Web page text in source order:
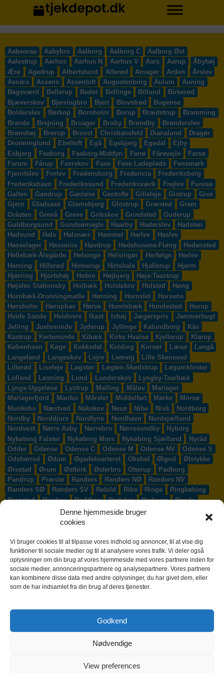
Denne hjemmeside bruger
cookies
Vi bruger cookies til at tilpasse vores indhold og annoncer, til at vise dig
funktioner til sociale medier og til at analysere vores trafik. Vi deler også
oplysninger om din brug af vores hjemmeside med vores partnere inden for
sociale medier, annonceringspartnere og analysepartnere. Vores partnere
kan kombinere disse data med andre oplysninger, du har givet dem, eller
som de har indsamlet fra din brug af deres tjenester.
Godkend
Nødvendige
View preferences
Aabenraa Aabybro Aalborg Aalborg C
Aalborg Øst
Aalestrup
Aarhus Aarhus N Aarhus V Aars Aarup
Åbyhøj
Ærø
Agedrup Albertslund Allerød Amager Arden
Årslev
Asnæs
Assens Assentoft Augustenborg Aulum
Auning
Bagsværd
Ballerup Beder Bellinge Billund
Birkerød
Bjæverskov
Bjerringbro Bjert Blovstrød
Bogense
Bolderslev
Børkop Bornholm Borup Brædstrup
Bramming
Brande
Brejning Broager Broby Brøndby
Brønderslev
Brønshøj
Brørup Brovst Christiansfeld Dianalund
Dragør
Dronninglund
Ebeltoft Egå Egebjerg Egedal
Ejby
Esbjerg
Faaborg Faaborg-Midtfyn Fanø Fårevejle
Farsø
Farum
Fårup Favrskov Faxe Faxe Ladeplads
Fensmark
Fjerritslev
Forlev Fredensborg Fredericia
Frederiksberg
Frederikshavn
Frederikssund Frederiksværk Frejlev
Furesø
Galten
Gandrup Ganløse Gentofte Gilleleje Gistrup
Give
Gjern
Gladsaxe Glamsbjerg Glostrup Græsted
Gram
Gråsten
Grenå Greve Gribskov Grindsted
Guderup
Guldborgsund
Gundsømagle Haarby Haderslev
Hadsten
Hadsund
Hals Halsnæs Hammel Harlev
Haslev
Hasselager
Hasseriis Havdrup Hedehusene-Fløng
Hedensted
Hellebæk-Ålsgårde
Helsinge Helsingør Herfølge
Herlev
Herning
Hillerød Hinnerup Hirtshals Hjallerup
Hjerm
Hjørring
Hjortshøj Hobro Højbjerg
Høje-Taastrup
Højslev Stationsby
Holbæk Holstebro Holsted
Høng
Hornbæk-Dronningmølle
Hørning Hornslet
Horsens
Hørsholm
Høruphav Hørve Humlebæk Hundested
Hurup
Hvide Sande
Hvidovre Ikast Ishøj Jægerspris
Jammerbugt
Jelling
Juelsminde Jyderup Jyllinge Kalundborg
Kås
Kastrup
Kerteminde Kibæk Kirke Hvalsø Kjellerup
Klarup
København
Køge Kokkedal Kolding Korsør Læsø
Langå
Langeland
Langeskov Lejre Lemvig
Lille Skensved
Lillerød
Liseleje Løgstør Løgten-Skødstrup
Løgumkloster
Lolland
Løsning Lund Lunderskov
Lyngby-Taarbæk
Lynge-Uggeløse
Lystrup Malling Måløv
Mariager
Mariagerfjord
Maribo Mårslet Middelfart Mørke
Morsø
Munkebo
Næstved Nakskov Nexø Nibe Nivå
Nordborg
Nordby
Norddjurs Nordfyns Nordhavn
Nordsjælland
Nordvest
Nørre Aaby Nørrebro Nørresundby
Nyborg
Nykøbing Falster
Nykøbing Mors Nykøbing Sjælland
Nyråd
Odder
Odense Odense C Odense M Odense NV
Odense S
Odsherred
Ødum Øgadekvarteret Oksbøl Ølgod
Ølstykke
Ørestad
Ørum Østbirk Østerbro Otterup
Padborg
Pandrup
Præstø Randers Randers NØ
Randers NV
Randers SØ
Randers SV Rebild Ribe Ringe
Ringkøbing
Ringsted
Risskov Rødding Rødekro Rødovre
Rønde
Rønnede Roskilde Rudersdal
Rudkøbing
Ry Ryomgård
Skælskør
Skærbæk Skævinge Skagen
Skalborg
Skanderborg
Skibby Skibet Skive Skjern
Skørping
Skovlunde
Slagelse Slangerup Smørum
Smørumnedre
Sofiendal
Søften Solbjerg Solrød
Solrød Strand
Sønderborg
Søndersø Sorø Starup Stege
Stenløse
Stilling Stoholm
Sunds
Sydhavnen Taastrup
Taulov
Them Thisted Thurø By Tilst Tinglev
Tjæreborg
Tørring Trige
Vestbjerg Vester Hassing